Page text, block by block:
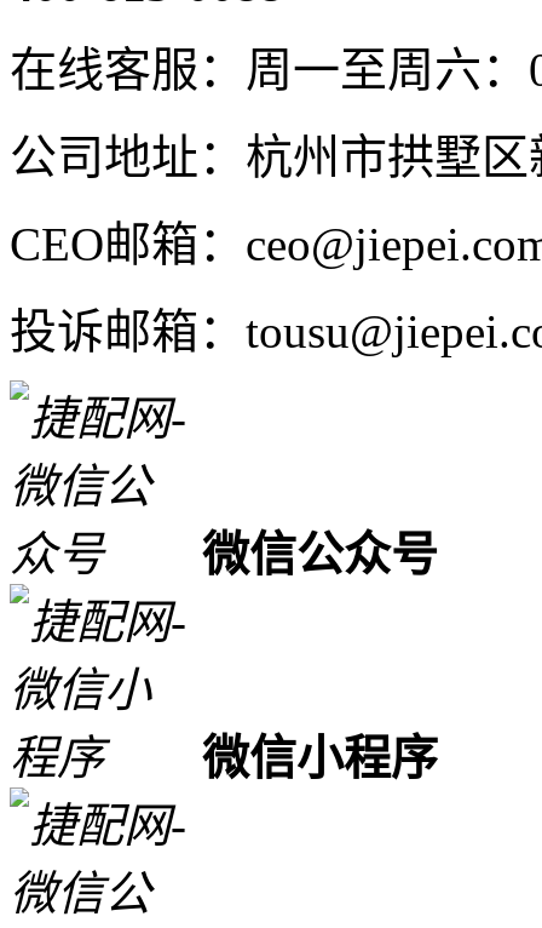
在线客服：周一至周六：
公司地址：杭州市拱墅
CEO邮箱：
投诉邮箱：
微信公众号
微信小程序